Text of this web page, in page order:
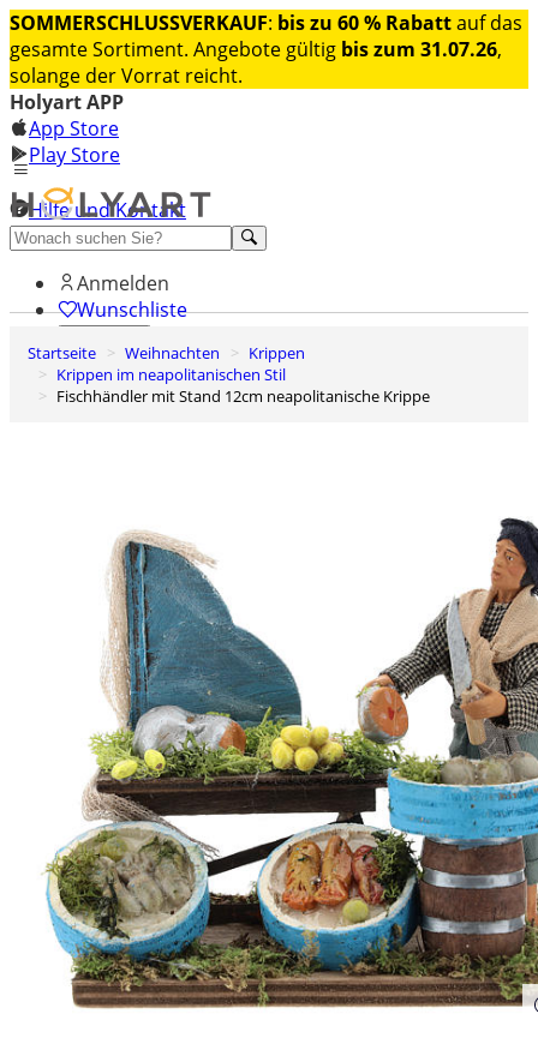
SOMMERSCHLUSSVERKAUF: bis zu 60 % Rabattauf das
gesamte Sortiment. Angebote gültig bis zum 31.07.26,
solange der Vorrat reicht.
Holyart APP
App Store
Play Store
Hilfe und Kontakt
Entdecken Sie Premium
Anmelden
Wunschliste
0
Warenkorb
Startseite Weihnachten
Krippen
Krippen im neapolitanischen Stil
Fischhändler mit Stand 12cm neapolitanische Krippe